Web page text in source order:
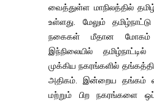
வைத்துள்ள மாநிலத்தில்
உள்ளது. மேலும்
நகைகள் மீதான மோகம்
இந்நிலையில்
முக்கிய நகரங்களில்
அதிகம். இன்றைய தங்கம்
மற்றும் பிற நகரங்களை